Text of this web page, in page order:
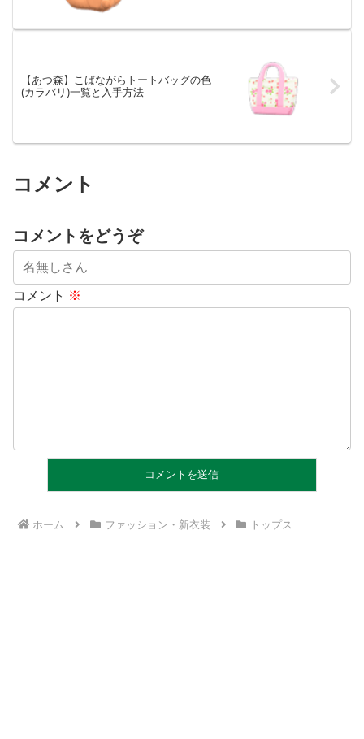
【あつ森】こばながらトートバッグの色
(カラバリ)一覧と入手方法
コメント
コメントをどうぞ
コメント ※
ホーム ファッション・新衣装 トップス